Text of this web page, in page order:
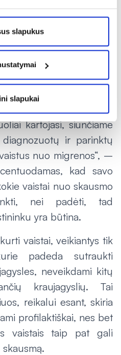
slapukus
slapukai
galvos skausmai
ir darbui.
kurie tinka migrenos
Tad jeigu pati ligos
kelis preparatus,
kartojasi, siunčiame
ir parinktų
nuo migrenos“, –
kad savo
vaistai nuo skausmo
nei padėti, tad
yra būtina.
vaistai, veikiantys tik
padeda sutraukti
neveikdami kitų
kraujagyslių. Tai
reikalui esant, skiria
profilaktiškai, nes bet
vaistais taip pat gali